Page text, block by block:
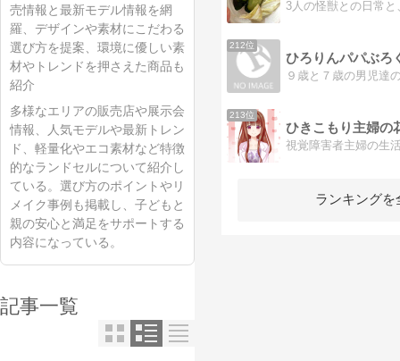
売情報と最新モデル情報を網
羅、デザインや素材にこだわる
選び方を提案、環境に優しい素
材やトレンドを押さえた商品も
紹介
多様なエリアの販売店や展示会
情報、人気モデルや最新トレン
ド、軽量化やエコ素材など特徴
的なランドセルについて紹介し
ている。選び方のポイントやリ
メイク事例も掲載し、子どもと
親の安心と満足をサポートする
内容になっている。
記事一覧
212位
ひろりんパパぶろ
213位
ひきこもり主婦の
ランキングを